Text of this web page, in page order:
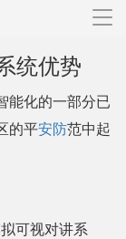
导
统优势
能化的一部分已
的平安防范中起
可视对讲系